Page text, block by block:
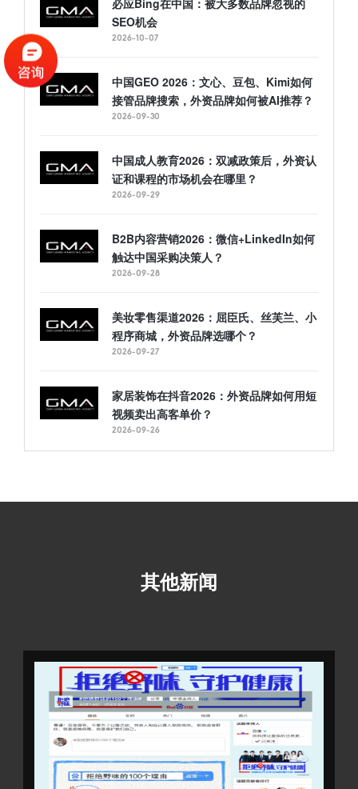
必应Bing在中国：被大多数品牌忽视的
SEO机会
2026-10-07
中国GEO 2026：文心、豆包、Kimi如何
接管品牌搜索，外资品牌如何被AI推荐？
2026-09-30
中国成人教育2026：双减政策后，外资认
证和课程的市场机会在哪里？
2026-09-29
B2B内容营销2026：微信+LinkedIn如何
触达中国采购决策人？
2026-09-28
美妆零售渠道2026：屈臣氏、丝芙兰、小
程序商城，外资品牌选哪个？
2026-09-27
家居装饰在抖音2026：外资品牌如何用短
视频卖出高客单价？
2026-09-26
其他新闻